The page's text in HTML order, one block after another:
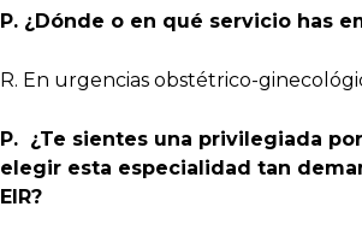
P. ¿Dónde o en qué servicio has
R. En urgencias obstétrico-
P. ¿Te sientes una privilegiada
elegir esta especialidad tan
EIR?